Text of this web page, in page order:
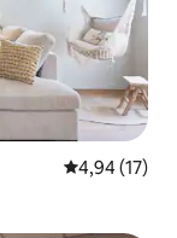
4,94 de uma
4,94 (17)